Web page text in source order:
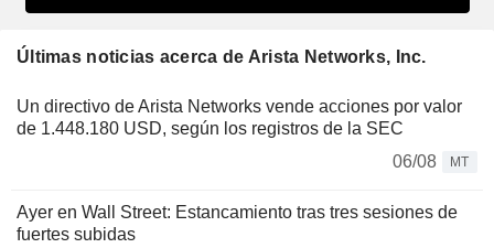
Últimas noticias acerca de Arista Networks, Inc.
Un directivo de Arista Networks vende acciones por valor
de 1.448.180 USD, según los registros de la SEC
06/08
MT
Ayer en Wall Street: Estancamiento tras tres sesiones de
fuertes subidas